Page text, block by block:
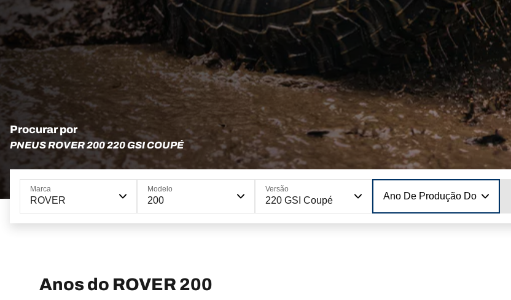
Procurar por
PNEUS ROVER 200 220 GSI COUPÉ
Marca
ROVER
Modelo
200
Versão
220 GSI Coupé Ano De Produção Do Modelo
Anos do ROVER 200